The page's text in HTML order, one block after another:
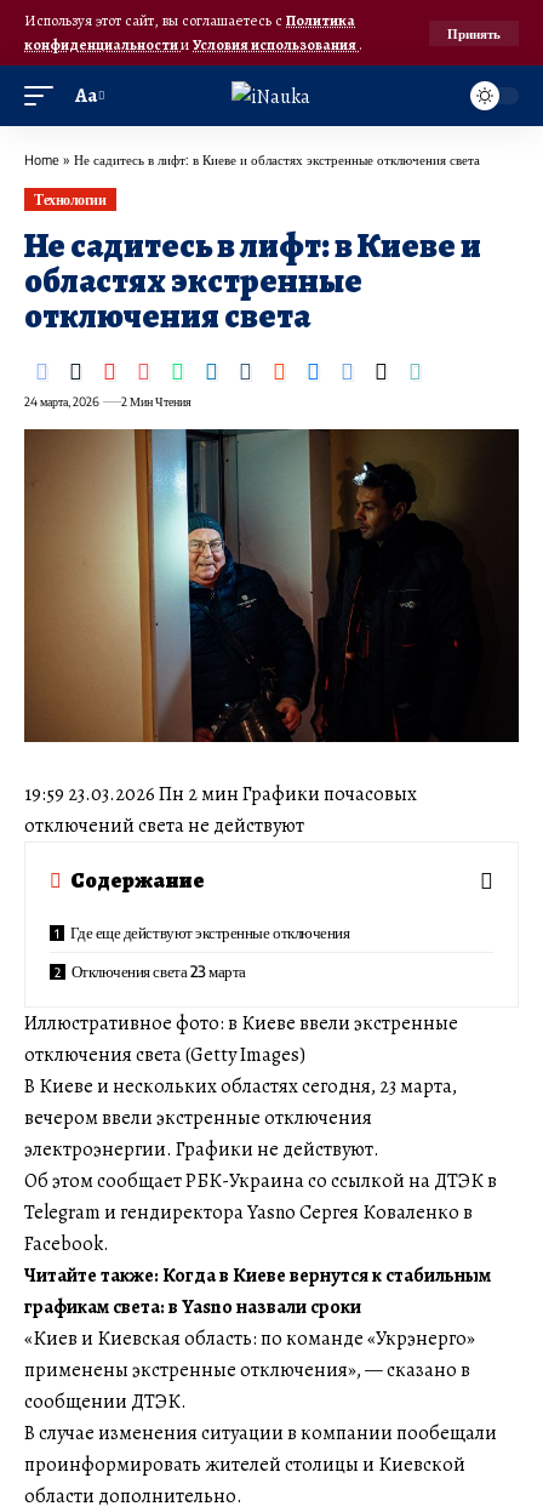
Используя этот сайт, вы соглашаетесь с Политика
конфиденциальностииУсловия использования.
Принять
Аа
Home » Не садитесь в лифт: в Киеве и областях экстренные отключения света
Технологии
Не садитесь в лифт: в Киеве и
областях экстренные
отключения света
24 марта, 2026 2 Мин Чтения
19:59 23.03.2026 Пн 2 мин Графики почасовых
отключений света не действуют
Содержание
Где еще действуют экстренные отключения
Отключения света 23 марта
Иллюстративное фото: в Киеве ввели экстренные
отключения света (Getty Images)
В Киеве и нескольких областях сегодня, 23 марта,
вечером ввели экстренные отключения
электроэнергии. Графики не действуют.
Об этом сообщает РБК-Украина со ссылкой на ДТЭК в
Telegram и гендиректора Yasno Сергея Коваленко в
Facebook.
Читайте также: Когда в Киеве вернутся к стабильным
графикам света: в Yasno назвали сроки
«Киев и Киевская область: по команде «Укрэнерго»
применены экстренные отключения», — сказано в
сообщении ДТЭК.
В случае изменения ситуации в компании пообещали
проинформировать жителей столицы и Киевской
области дополнительно.